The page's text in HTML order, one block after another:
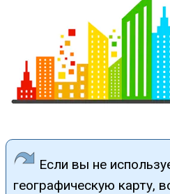
Если вы не
географическую карту,